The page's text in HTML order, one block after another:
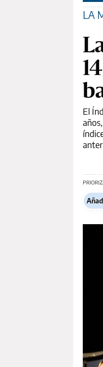
LA
El